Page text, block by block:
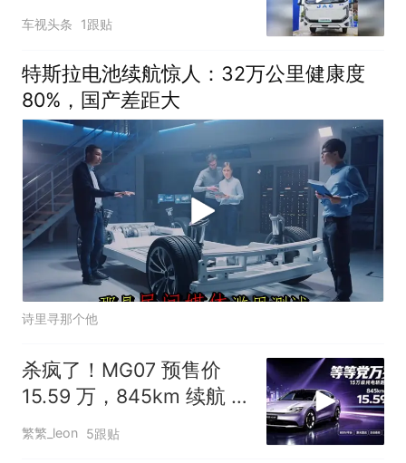
大电池
车视头条 1跟贴
特斯拉电池续航惊人：32万公里健康度
80%，国产差距大
诗里寻那个他
杀疯了！MG07 预售价
15.59 万，845km 续航 +
800V + 激光雷达全都给
繁繁_leon 5跟贴